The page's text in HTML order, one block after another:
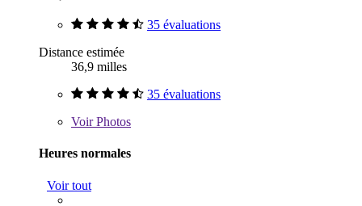
35 évaluations
Distance estimée
36,9 milles
35 évaluations
VoirPhotos
Heures normales
Voir tout